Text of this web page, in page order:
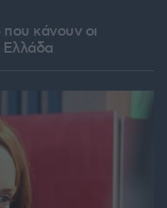
που κάνουν οι
Ελλάδα